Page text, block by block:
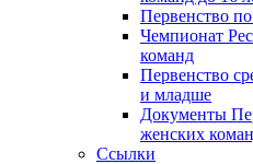
Первенство
Чемпионат
команд
Первенство
и младше
Документы
женских
Ссылки